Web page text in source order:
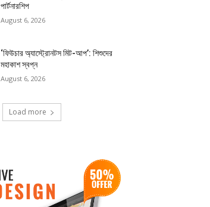
পার্টনারশিপ
August 6, 2026
‘ফিউচার অ্যাস্ট্রোনটস মিট-আপ’: শিশুদের
মহাকাশ স্বপ্ন
August 6, 2026
Load more